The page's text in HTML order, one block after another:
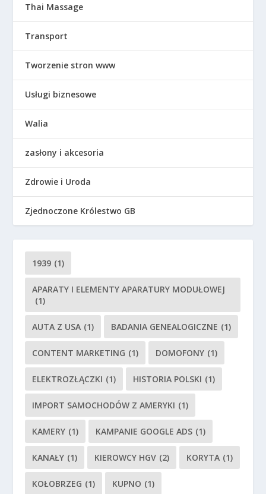
Thai Massage
Transport
Tworzenie stron www
Usługi biznesowe
Walia
zasłony i akcesoria
Zdrowie i Uroda
Zjednoczone Królestwo GB
1939 (1)
APARATY I ELEMENTY APARATURY MODUŁOWEJ
(1)
AUTA Z USA (1) BADANIA GENEALOGICZNE (1)
CONTENT MARKETING (1) DOMOFONY (1)
ELEKTROZŁĄCZKI (1) HISTORIA POLSKI (1)
IMPORT SAMOCHODÓW Z AMERYKI (1)
KAMERY (1) KAMPANIE GOOGLE ADS (1)
KANAŁY (1) KIEROWCY HGV (2) KORYTA (1)
KOŁOBRZEG (1) KUPNO (1)